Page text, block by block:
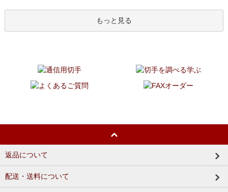
もっと見る
返品について
配送・送料について